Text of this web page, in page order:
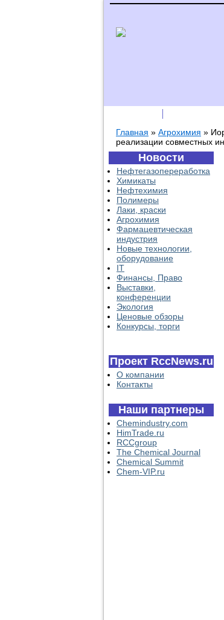
Главная » Агрохимия »
реализации совместных
Новости
Нефтегазопереработка
Химикаты
Нефтехимия
Полимеры
Лаки, краски
Агрохимия
Фармацевтическая
индустрия
Новые технологии,
оборудование
IT
Финансы, Право
Выставки,
конференции
Экология
Ценовые обзоры
Конкурсы, торги
Проект RccNews.ru
О компании
Контакты
Наши партнеры
Chemindustry.com
HimTrade.ru
RCCgroup
The Chemical Journal
Chemical Summit
Chem-VIP.ru